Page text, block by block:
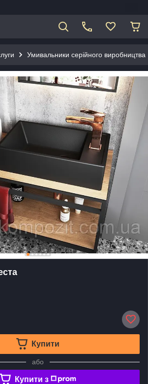
Умивальники серійного виробництва
Купити
або
Купити з